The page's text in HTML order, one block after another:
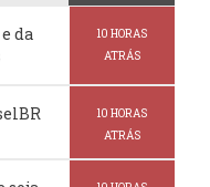
da
10 HORAS
ATRÁS
10 HORAS
ATRÁS